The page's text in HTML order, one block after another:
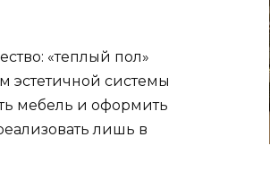
«теплый пол»
эстетичной системы
мебель и оформить
лишь в